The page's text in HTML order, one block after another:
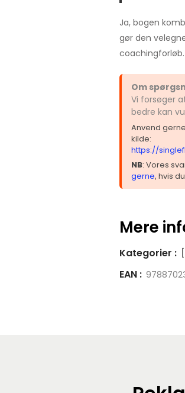
Ja, bogen
gør den
coachingforløb.
Om
Vi forsøger
bedre kan
Anvend
kilde:
https://
NB: Vores
gerne, hvis
Mere
Kategorier :
EAN :